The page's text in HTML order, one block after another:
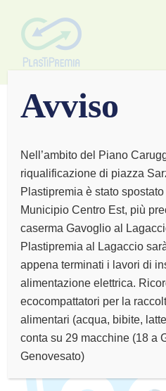
Avviso
Nell’ambito del Piano
riqualificazione di piazza
Plastipremia è stato spostato
Municipio Centro Est, più
caserma Gavoglio al
Plastipremia al Lagaccio
appena terminati i lavori di
alimentazione elettrica.
ecocompattatori per la
alimentari (acqua, bibite,
conta su 29 macchine (18 a
Genovesato)